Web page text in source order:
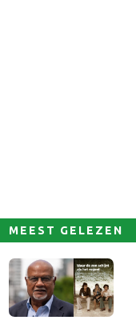
MEEST GELEZEN